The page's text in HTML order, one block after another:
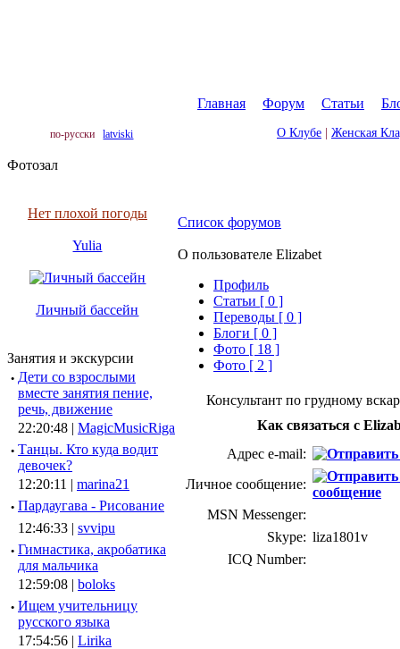
Главная Форум Статьи
по-русски latviski О Клубе Женская
Фотозал
Нет плохой погоды
Yulia
Личный бассейн
Занятия и экскурсии
· Дети со взрослыми
вместе занятия пение,
речь, движение
22:20:48 | MagicMusicRiga
· Танцы. Кто куда водит
девочек?
12:20:11 | marina21
· Пардаугава - Рисование
12:46:33 | svvipu
· Гимнастика, акробатика
для мальчика
12:59:08 | boloks
· Ищем учительницу
русского языка
17:54:56 | Lirika
Список форумов
О пользователе Elizabet
Профиль
Cтатьи [ 0 ]
Переводы [ 0 ]
Блоги [ 0 ]
Фото [ 18 ]
Фото [ 2 ]
Консультант по грудному
Как связаться с
Адрес e-mail:
Личное сообщение:
MSN Messenger:
Skype: liza1801v
ICQ Number: